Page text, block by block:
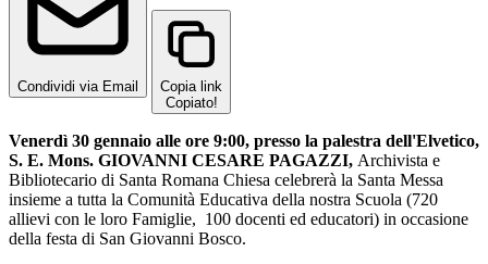
Condividi via Email
Copia link
Copiato!
Venerdì 30 gennaio alle ore 9:00, presso la palestra dell'Elvetico,
S. E. Mons. GIOVANNI CESARE PAGAZZI, Archivista e
Bibliotecario di Santa Romana Chiesa celebrerà la Santa Messa
insieme a tutta la Comunità Educativa della nostra Scuola (720
allievi con le loro Famiglie, 100 docenti ed educatori) in occasione
della festa di San Giovanni Bosco.